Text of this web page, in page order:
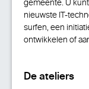
gemeente. U
nieuwste IT-
surfen, een
ontwikkelen of
De ateliers